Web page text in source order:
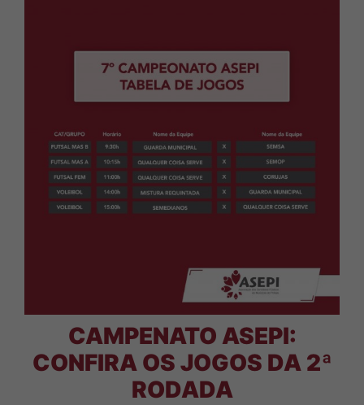
CAMPENATO ASEPI:
CONFIRA OS JOGOS DA 2ª
RODADA